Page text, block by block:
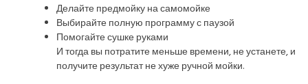
Делайте предмойку на самомойке
Выбирайте полную программу с паузой
Помогайте сушке руками
И тогда вы потратите меньше времени, не устанете, и
получите результат не хуже ручной мойки.